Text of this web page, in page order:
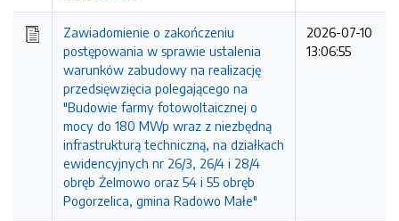
Zawiadomienie o zakończeniu
postępowania w sprawie ustalenia
warunków zabudowy na realizację
przedsięwzięcia polegającego na
"Budowie farmy fotowoltaicznej o
mocy do 180 MWp wraz z niezbędną
infrastrukturą techniczną, na działkach
ewidencyjnych nr 26/3, 26/4 i 28/4
obręb Żelmowo oraz 54 i 55 obręb
Pogorzelica, gmina Radowo Małe"
2026-07-10
13:06:55